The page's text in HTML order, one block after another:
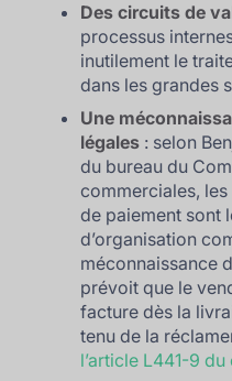
Des circuits de
processus
inutilement le
dans les grandes
Une
légales : selon
du bureau du
commerciales,
de paiement sont
d’organisation
méconnaissance
prévoit que le
facture dès la
tenu de la
l’article L441-9